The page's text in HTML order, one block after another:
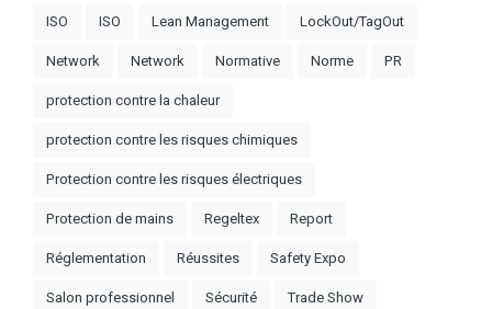
ISO
ISO Lean Management
LockOut/TagOut
Network
Network Normative Norme
PR
protection contre la chaleur
protection contre les risques chimiques
Protection contre les risques électriques
Protection de mains
Regeltex
Report
Réglementation
Réussites
Safety Expo
Salon professionnel
Sécurité
Trade Show